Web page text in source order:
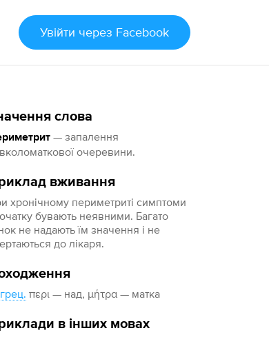
Увійти через Facebook
слова
— запалення
очеревини.
вживання
хронічному периметриті симптоми
бувають неявними. Багато
не надають їм значення і не
до лікаря.
περι — над, μήτρα — матка
в інших мовах